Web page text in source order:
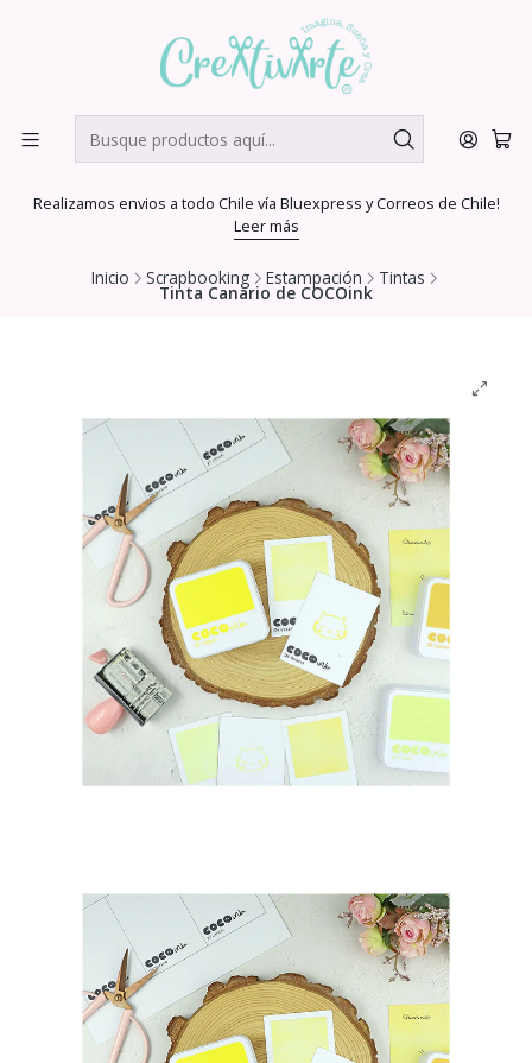
Realizamos envios a todo Chile vía Bluexpress y Correos de Chile!
Leer más
Inicio Scrapbooking Estampación Tintas
Tinta Canario de COCOink